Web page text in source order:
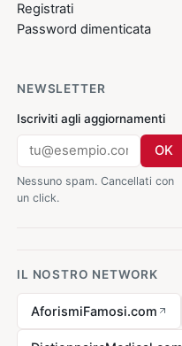
Registrati
Password dimenticata
NEWSLETTER
Iscriviti agli aggiornamenti
OK
Nessuno spam. Cancellati con
un click.
IL NOSTRO NETWORK
AforismiFamosi.com